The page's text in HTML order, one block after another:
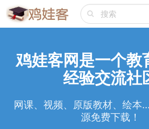
鸡娃客网是一个教
经验交流社
网课、视频、原版教材、绘本
源免费下载！